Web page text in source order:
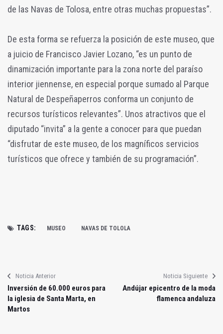
de las Navas de Tolosa, entre otras muchas propuestas”.
De esta forma se refuerza la posición de este museo, que
a juicio de Francisco Javier Lozano, “es un punto de
dinamización importante para la zona norte del paraíso
interior jiennense, en especial porque sumado al Parque
Natural de Despeñaperros conforma un conjunto de
recursos turísticos relevantes”. Unos atractivos que el
diputado “invita” a la gente a conocer para que puedan
“disfrutar de este museo, de los magníficos servicios
turísticos que ofrece y también de su programación”.
TAGS: MUSEO NAVAS DE TOLOLA
Noticia Anterior
Inversión de 60.000 euros para
la iglesia de Santa Marta, en
Martos
Noticia Siguiente
Andújar epicentro de la moda
flamenca andaluza